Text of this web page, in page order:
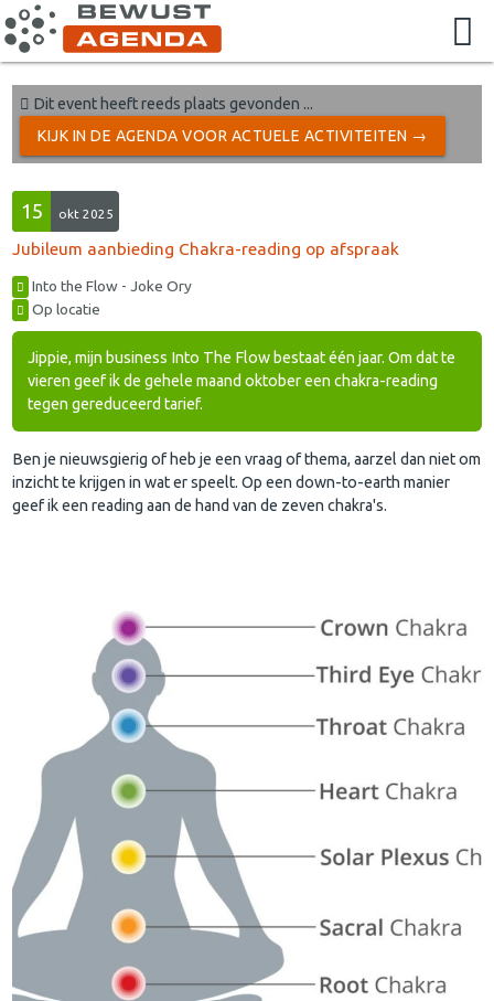
Dit event heeft reeds plaats gevonden ...
KIJK IN DE AGENDA VOOR ACTUELE ACTIVITEITEN →
15 okt 2025
Jubileum aanbieding Chakra-reading op afspraak
Into the Flow - Joke Ory
Op locatie
Jippie, mijn business Into The Flow bestaat één jaar. Om dat te
vieren geef ik de gehele maand oktober een chakra-reading
tegen gereduceerd tarief.
Ben je nieuwsgierig of heb je een vraag of thema, aarzel dan niet om
inzicht te krijgen in wat er speelt. Op een down-to-earth manier
geef ik een reading aan de hand van de zeven chakra's.